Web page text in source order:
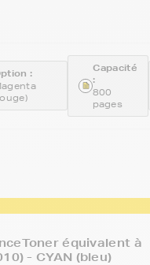
:
Capacité
:
800
pages
équivalent à
- CYAN (bleu)